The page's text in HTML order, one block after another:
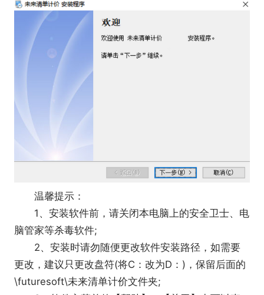
温馨提示：
1、安装软件前，请关闭本电脑上的安全卫士、电
脑管家等杀毒软件;
2、安装时请勿随便更改软件安装路径，如需要
更改，建议只更改盘符(将C：改为D：)，保留后面的
\futuresoft\未来清单计价文件夹;